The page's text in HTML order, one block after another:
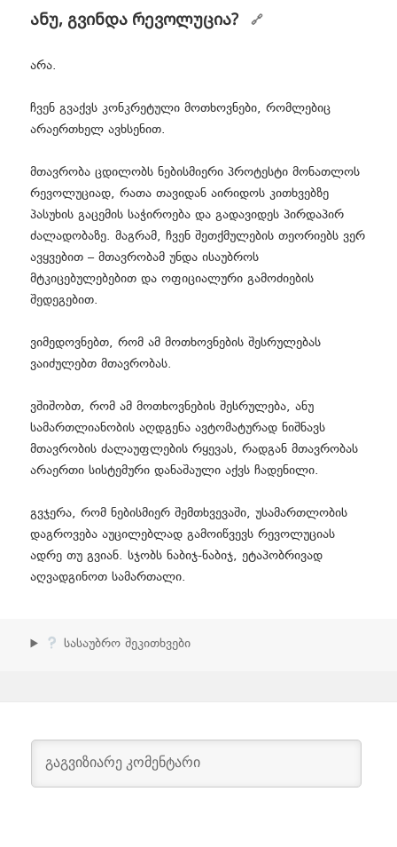
ანუ, გვინდა რევოლუცია?
არა.
ჩვენ გვაქვს კონკრეტული მოთხოვნები, რომლებიც
არაერთხელ ავხსენით.
მთავრობა ცდილობს ნებისმიერი პროტესტი მონათლოს
რევოლუციად, რათა თავიდან აირიდოს კითხვებზე
პასუხის გაცემის საჭიროება და გადავიდეს პირდაპირ
ძალადობაზე. მაგრამ, ჩვენ შეთქმულების თეორიებს ვერ
ავყვებით – მთავრობამ უნდა ისაუბროს
მტკიცებულებებით და ოფიციალური გამოძიების
შედეგებით.
ვიმედოვნებთ, რომ ამ მოთხოვნების შესრულებას
ვაიძულებთ მთავრობას.
ვშიშობთ, რომ ამ მოთხოვნების შესრულება, ანუ
სამართლიანობის აღდგენა ავტომატურად ნიშნავს
მთავრობის ძალაუფლების რყევას, რადგან მთავრობას
არაერთი სისტემური დანაშაული აქვს ჩადენილი.
გვჯერა, რომ ნებისმიერ შემთხვევაში, უსამართლობის
დაგროვება აუცილებლად გამოიწვევს რევოლუციას
ადრე თუ გვიან. სჯობს ნაბიჯ-ნაბიჯ, ეტაპობრივად
აღვადგინოთ სამართალი.
სასაუბრო შეკითხვები